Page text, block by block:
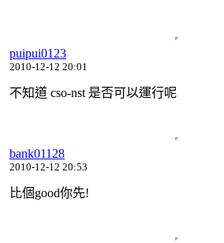
puipui0123
2010-12-12 20:01
不知道 cso-nst 是否可以運行呢
bank01128
2010-12-12 20:53
比個good你先!